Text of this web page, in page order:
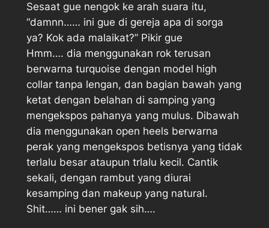
Sesaat gue nengok ke arah suara itu,
“damnn…… ini gue di gereja apa di sorga
ya? Kok ada malaikat?” Pikir gue
Hmm…. dia menggunakan rok terusan
berwarna turquoise dengan model high
collar tanpa lengan, dan bagian bawah yang
ketat dengan belahan di samping yang
mengekspos pahanya yang mulus. Dibawah
dia menggunakan open heels berwarna
perak yang mengekspos betisnya yang tidak
terlalu besar ataupun trlalu kecil. Cantik
sekali, dengan rambut yang diurai
kesamping dan makeup yang natural.
Shit…… ini bener gak sih….